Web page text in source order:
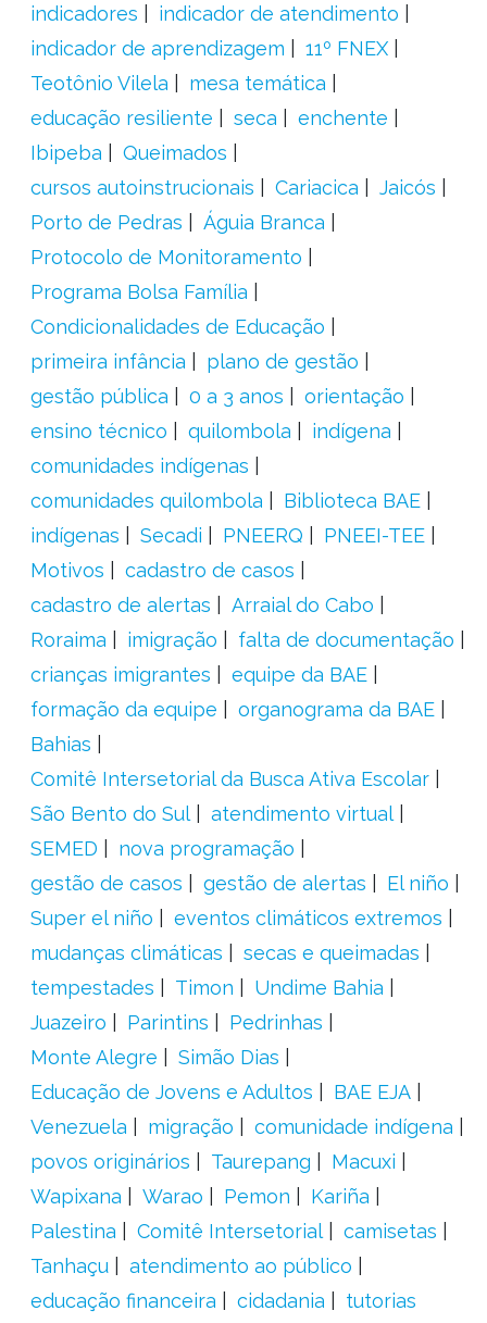
indicadores
indicador de atendimento
indicador de aprendizagem
11º FNEX
Teotônio Vilela
mesa temática
educação resiliente
seca
enchente
Ibipeba
Queimados
cursos autoinstrucionais
Cariacica
Jaicós
Porto de Pedras
Águia Branca
Protocolo de Monitoramento
Programa Bolsa Família
Condicionalidades de Educação
primeira infância
plano de gestão
gestão pública
0 a 3 anos
orientação
ensino técnico
quilombola
indígena
comunidades indígenas
comunidades quilombola
Biblioteca BAE
indígenas
Secadi PNEERQ
PNEEI-TEE
Motivos
cadastro de casos
cadastro de alertas
Arraial do Cabo
Roraima
imigração
falta de documentação
crianças imigrantes
equipe da BAE
formação da equipe
organograma da BAE
Bahias
Comitê Intersetorial da Busca Ativa Escolar
São Bento do Sul
atendimento virtual
SEMED
nova programação
gestão de casos
gestão de alertas
El niño
Super el niño
eventos climáticos extremos
mudanças climáticas
secas e queimadas
tempestades
Timon
Undime Bahia
Juazeiro
Parintins
Pedrinhas
Monte Alegre
Simão Dias
Educação de Jovens e Adultos
BAE EJA
Venezuela
migração
comunidade indígena
povos originários
Taurepang
Macuxi
Wapixana
Warao Pemon
Kariña
Palestina
Comitê Intersetorial
camisetas
Tanhaçu
atendimento ao público
educação financeira
cidadania tutorias